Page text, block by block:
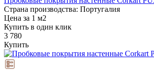
Страна производства: Португалия
Цена за 1 м2
Купить в один клик
3 780
Купить